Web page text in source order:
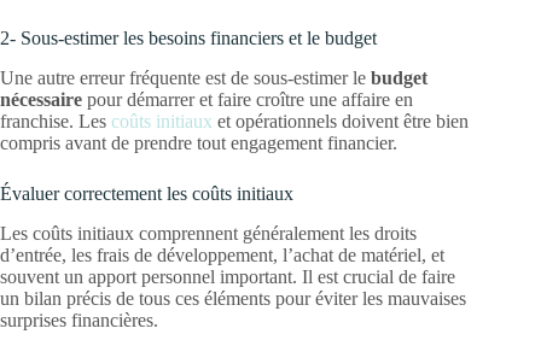
2- Sous-estimer les besoins financiers et le budget
Une autre erreur fréquente est de sous-estimer le budget
nécessaire pour démarrer et faire croître une affaire en
franchise. Les coûts initiaux et opérationnels doivent être bien
compris avant de prendre tout engagement financier.
Évaluer correctement les coûts initiaux
Les coûts initiaux comprennent généralement les droits
d’entrée, les frais de développement, l’achat de matériel, et
souvent un apport personnel important. Il est crucial de faire
un bilan précis de tous ces éléments pour éviter les mauvaises
surprises financières.